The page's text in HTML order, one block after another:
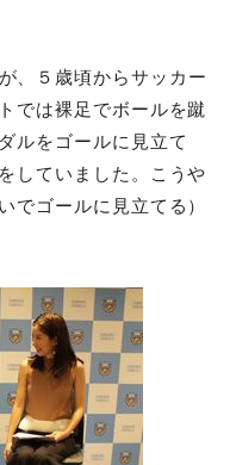
、５歳頃からサッカー
では裸足でボールを蹴
ルをゴールに見立て
していました。こうや
でゴールに見立てる）